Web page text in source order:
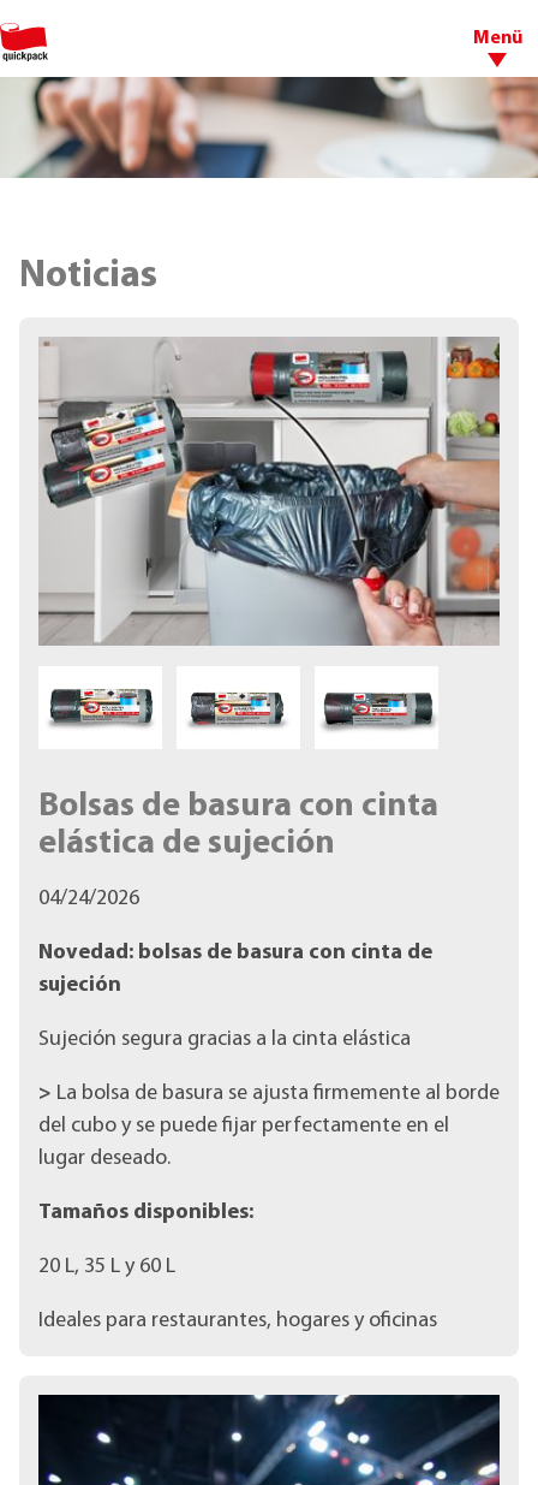
Menü
Noticias
Bolsas de basura con cinta
elástica de sujeción
04/24/2026
Novedad: bolsas de basura con cinta de
sujeción
Sujeción segura gracias a la cinta elástica
> La bolsa de basura se ajusta firmemente al borde
del cubo y se puede fijar perfectamente en el
lugar deseado.
Tamaños disponibles:
20 L, 35 L y 60 L
Ideales para restaurantes, hogares y oficinas